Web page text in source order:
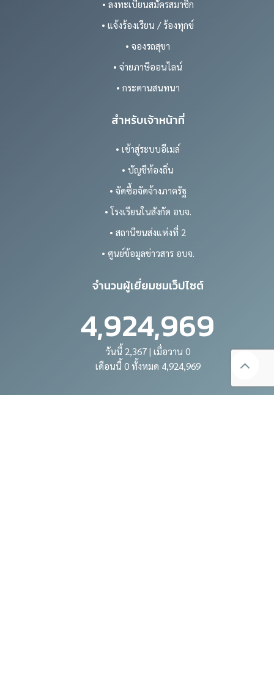
• ลงทะเบียนสมัครสมาชิก
• แจ้งร้องเรียน / ร้องทุกข์
• จองรถสุขา
• จ่ายภาษีออนไลน์
• กระดานสนทนา
สำหรับเจ้าหน้าที่
• เข้าสู่ระบบอีเมล์
• บัญชีท้องถิ่น
• จัดซื้อจัดจ้างภาครัฐ
• โรงเรียนในสังกัด อบจ.
• สถานีขนส่งแห่งที่ 2
• ศูนย์ข้อมูลข่าวสาร อบจ.
จำนวนผู้เยี่ยมชมเว็ปไซต์
4,924,969
วันนี้ 2,367 | เมื่อวาน 0
เดือนนี้ 0 ทั้งหมด 4,924,969